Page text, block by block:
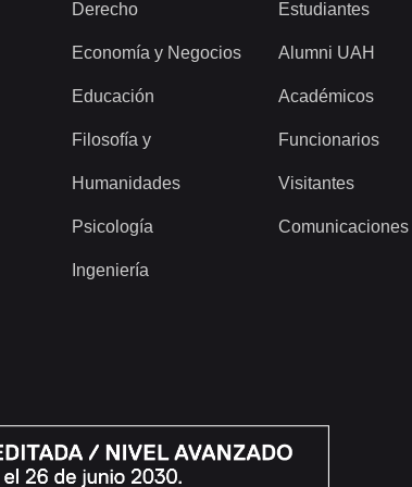
Derecho
Economía y Negocios
Educación
Filosofía y
Humanidades
Psicología
Ingeniería
Estudiantes
Alumni UAH
Académicos
Funcionarios
Visitantes
Comunicaciones